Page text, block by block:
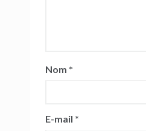
Nom *
E-mail *